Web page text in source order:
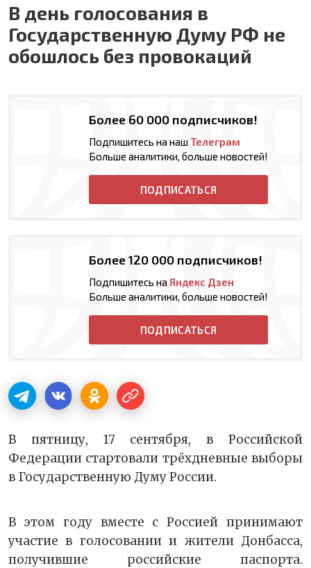
В день голосования в
Государственную Думу РФ не
обошлось без провокаций
Более 60 000 подписчиков!
Подпишитесь на наш Телеграм
Больше аналитики, больше новостей!
ПОДПИСАТЬСЯ
Более 120 000 подписчиков!
Подпишитесь на Яндекс Дзен
Больше аналитики, больше новостей!
ПОДПИСАТЬСЯ
В пятницу, 17 сентября, в Российской
Федерации стартовали трёхдневные выборы
в Государственную Думу России.
В этом году вместе с Россией принимают
участие в голосовании и жители Донбасса,
получившие российские паспорта.